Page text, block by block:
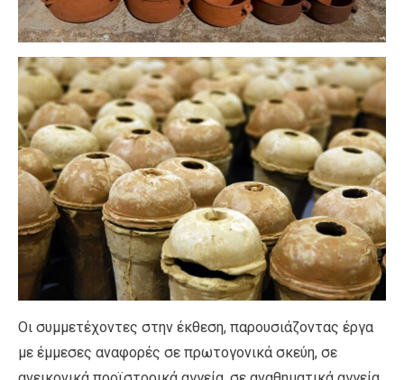
Οι συμμετέχοντες στην έκθεση, παρουσιάζοντας έργα
με έμμεσες αναφορές σε πρωτογονικά σκεύη, σε